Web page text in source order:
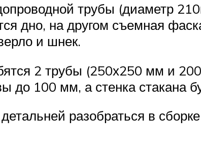
трубы (диаметр
дно, на другом съемная
и шнек.
2 трубы (250х250 мм и
до 100 мм, а стенка стакана
разобраться в